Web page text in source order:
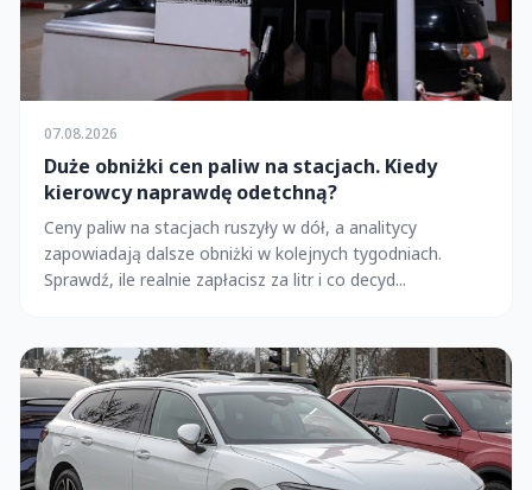
07.08.2026
Duże obniżki cen paliw na stacjach. Kiedy
kierowcy naprawdę odetchną?
Ceny paliw na stacjach ruszyły w dół, a analitycy
zapowiadają dalsze obniżki w kolejnych tygodniach.
Sprawdź, ile realnie zapłacisz za litr i co decyd...